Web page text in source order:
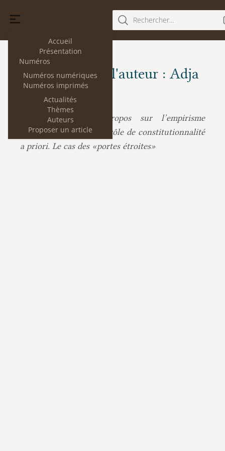
Accueil
Présentation
Numéros
Numéros numériques
Numéros imprimés
Actualités
Thèmes
Auteurs
Proposer un article
Rechercher...
Les articles de l'auteur : Adja
Mbengue
Adja Mbengue :
Propos sur l’empirisme
procédural dans le contrôle de constitutionnalité
a priori. Le cas des «portes étroites»